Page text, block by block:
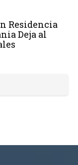
Residencia
Deja al